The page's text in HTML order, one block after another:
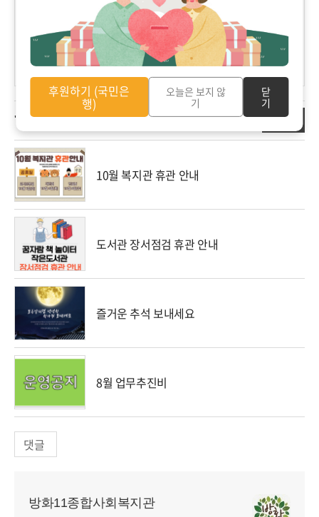
(0)
도서관 장서점검 휴관 안내 (0)
즐거운 추석 보내세요 2024.09.10
8월 업무추진비 2024.09.05
'소통마당/공지사항' 관련 글 더보기
10월 복지관 휴관 안내
도서관 장서점검 휴관 안내
즐거운 추석 보내세요
8월 업무추진비
댓글
방화11종합사회복지관
후원하기 (국민은
행)
오늘은 보지 않
기
닫
기